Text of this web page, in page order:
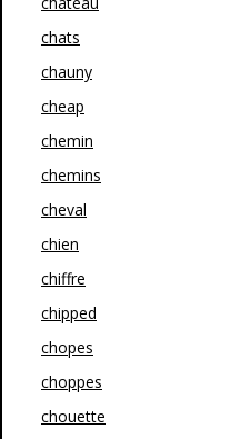
chats
chauny
cheap
chemin
chemins
cheval
chien
chiffre
chipped
chopes
choppes
chouette